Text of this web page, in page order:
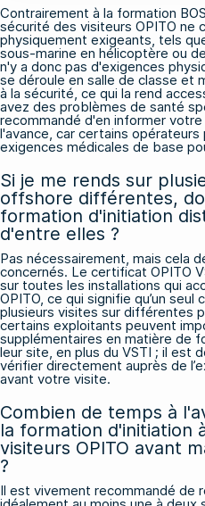
Contrairement à la formation
sécurité des visiteurs OPITO ne
physiquement exigeants, tels
sous-marine en hélicoptère ou
n'y a donc pas d'exigences
se déroule en salle de classe et
à la sécurité, ce qui la rend
avez des problèmes de santé
recommandé d'en informer
l'avance, car certains
exigences médicales de base
Si je me rends sur
offshore différentes,
formation d'initiation
d'entre elles ?
Pas nécessairement, mais cela
concernés. Le certificat OPITO
sur toutes les installations qui
OPITO, ce qui signifie qu’un
plusieurs visites sur différentes
certains exploitants peuvent
supplémentaires en matière de
leur site, en plus du VSTI ; il est
vérifier directement auprès de
avant votre visite.
Combien de temps à
la formation d'initiation
visiteurs OPITO avant
?
Il est vivement recommandé de